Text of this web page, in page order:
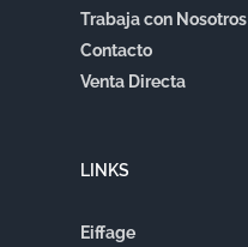
Trabaja con Nosotros
Contacto
Venta Directa
LINKS
Eiffage